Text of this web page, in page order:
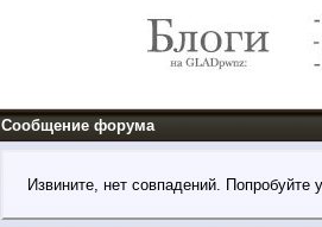
Сообщение форума
Извините, нет совпадений. Попробуйте